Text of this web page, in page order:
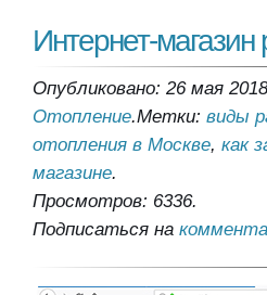
Интернет-
Опубликовано: 26 мая
Отопление.Метки: виды
отопления в Москве, как
магазине.
Просмотров: 6336.
Подписаться на